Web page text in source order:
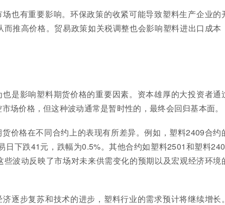
也有重要影响。环保政策的收紧可能导致塑料生产企业的
推高价格。贸易政策如关税调整也会影响塑料进出口成本
是影响塑料期货价格的重要因素。资本雄厚的大投资者通
场价格，但这种波动通常是暂时性的，最终会回归基本面。
价格在不同合约上的表现有所差异。例如，塑料2409合约
日下跌41元，跌幅为0.5%。其他合约如塑料2501和塑料
波动反映了市场对未来供需变化的预期以及宏观经济环境
逐步复苏和技术的进步，塑料行业的需求预计将继续增长